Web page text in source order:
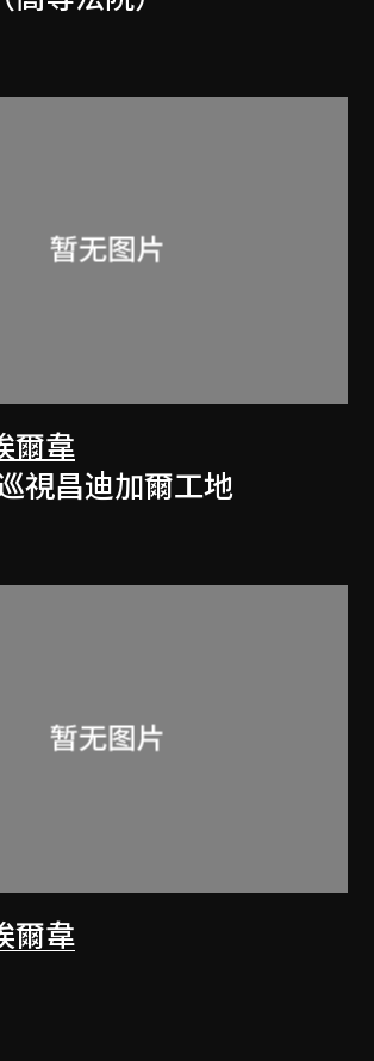
爾韋
視昌迪加爾工地
爾韋